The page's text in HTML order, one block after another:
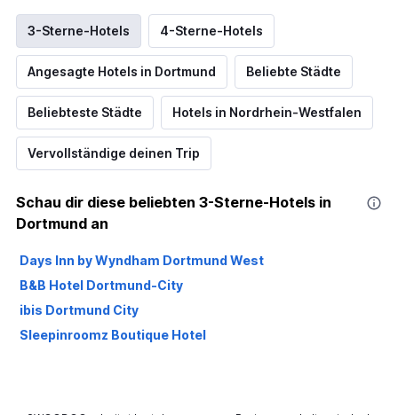
3-Sterne-Hotels 4-Sterne-Hotels
Angesagte Hotels in Dortmund Beliebte Städte
Beliebteste Städte Hotels in Nordrhein-Westfalen
Vervollständige deinen Trip
Schau dir diese beliebten 3-Sterne-Hotels in
Dortmund an
Days Inn by Wyndham Dortmund West
B&B Hotel Dortmund-City
ibis Dortmund City
Sleepinroomz Boutique Hotel